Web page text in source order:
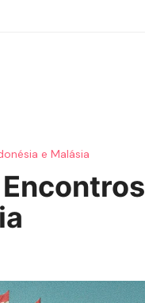
e Malásia